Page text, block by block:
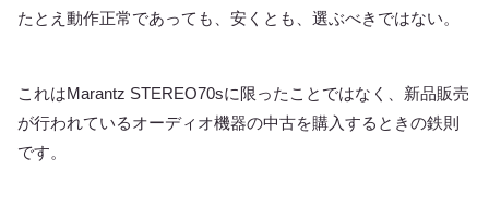
たとえ動作正常であっても、安くとも、選ぶべきではない。
これはMarantz STEREO70sに限ったことではなく、新品販売
が行われているオーディオ機器の中古を購入するときの鉄則
です。